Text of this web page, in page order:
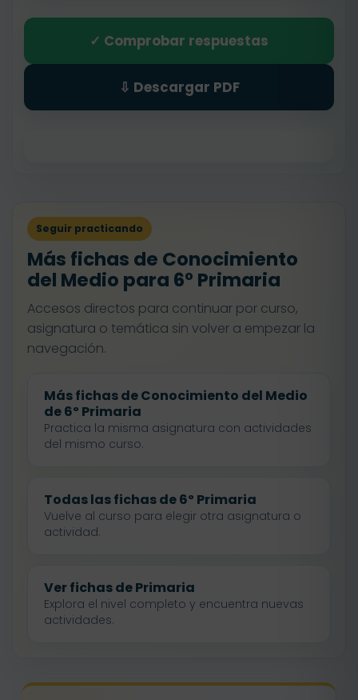
✓ Comprobar respuestas
⇩ Descargar PDF
Seguir practicando
Más fichas de Conocimiento
del Medio para 6º Primaria
Accesos directos para continuar por curso,
asignatura o temática sin volver a empezar la
navegación.
Más fichas de Conocimiento del Medio
de 6º Primaria
Practica la misma asignatura con actividades
del mismo curso.
Todas las fichas de 6º Primaria
Vuelve al curso para elegir otra asignatura o
actividad.
Ver fichas de Primaria
Explora el nivel completo y encuentra nuevas
actividades.